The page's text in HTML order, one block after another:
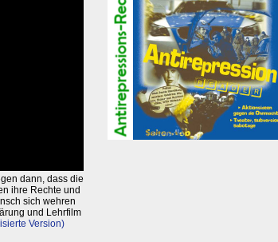
dann, dass die
ihre Rechte und
sich wehren
und Lehrfilm
Version)